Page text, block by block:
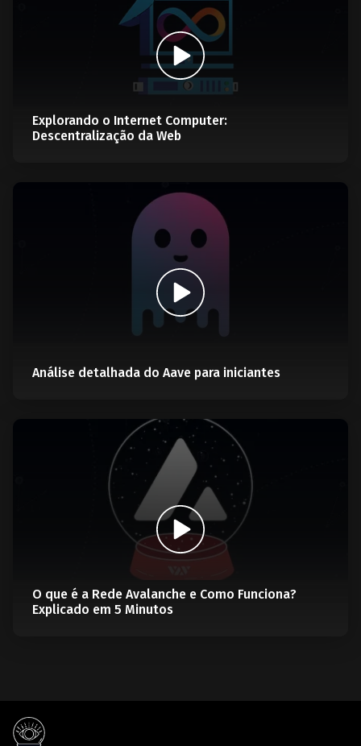
Explorando o Internet Computer:
Descentralização da Web
Análise detalhada do Aave para iniciantes
O que é a Rede Avalanche e Como Funciona?
Explicado em 5 Minutos